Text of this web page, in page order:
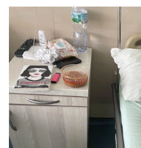
БИЗНЕС
ЮГ
Управители:
Веселин
Василев,
email:
v.vasilev@flagman.bg
Катя
Касабова,
еmail:
k.kassabova@flagman.bg